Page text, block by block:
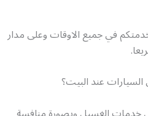
24 ساعة؟ نحن نعمل لخدمتكم في جميع الاوقات وعلى مدار
عند البيت؟